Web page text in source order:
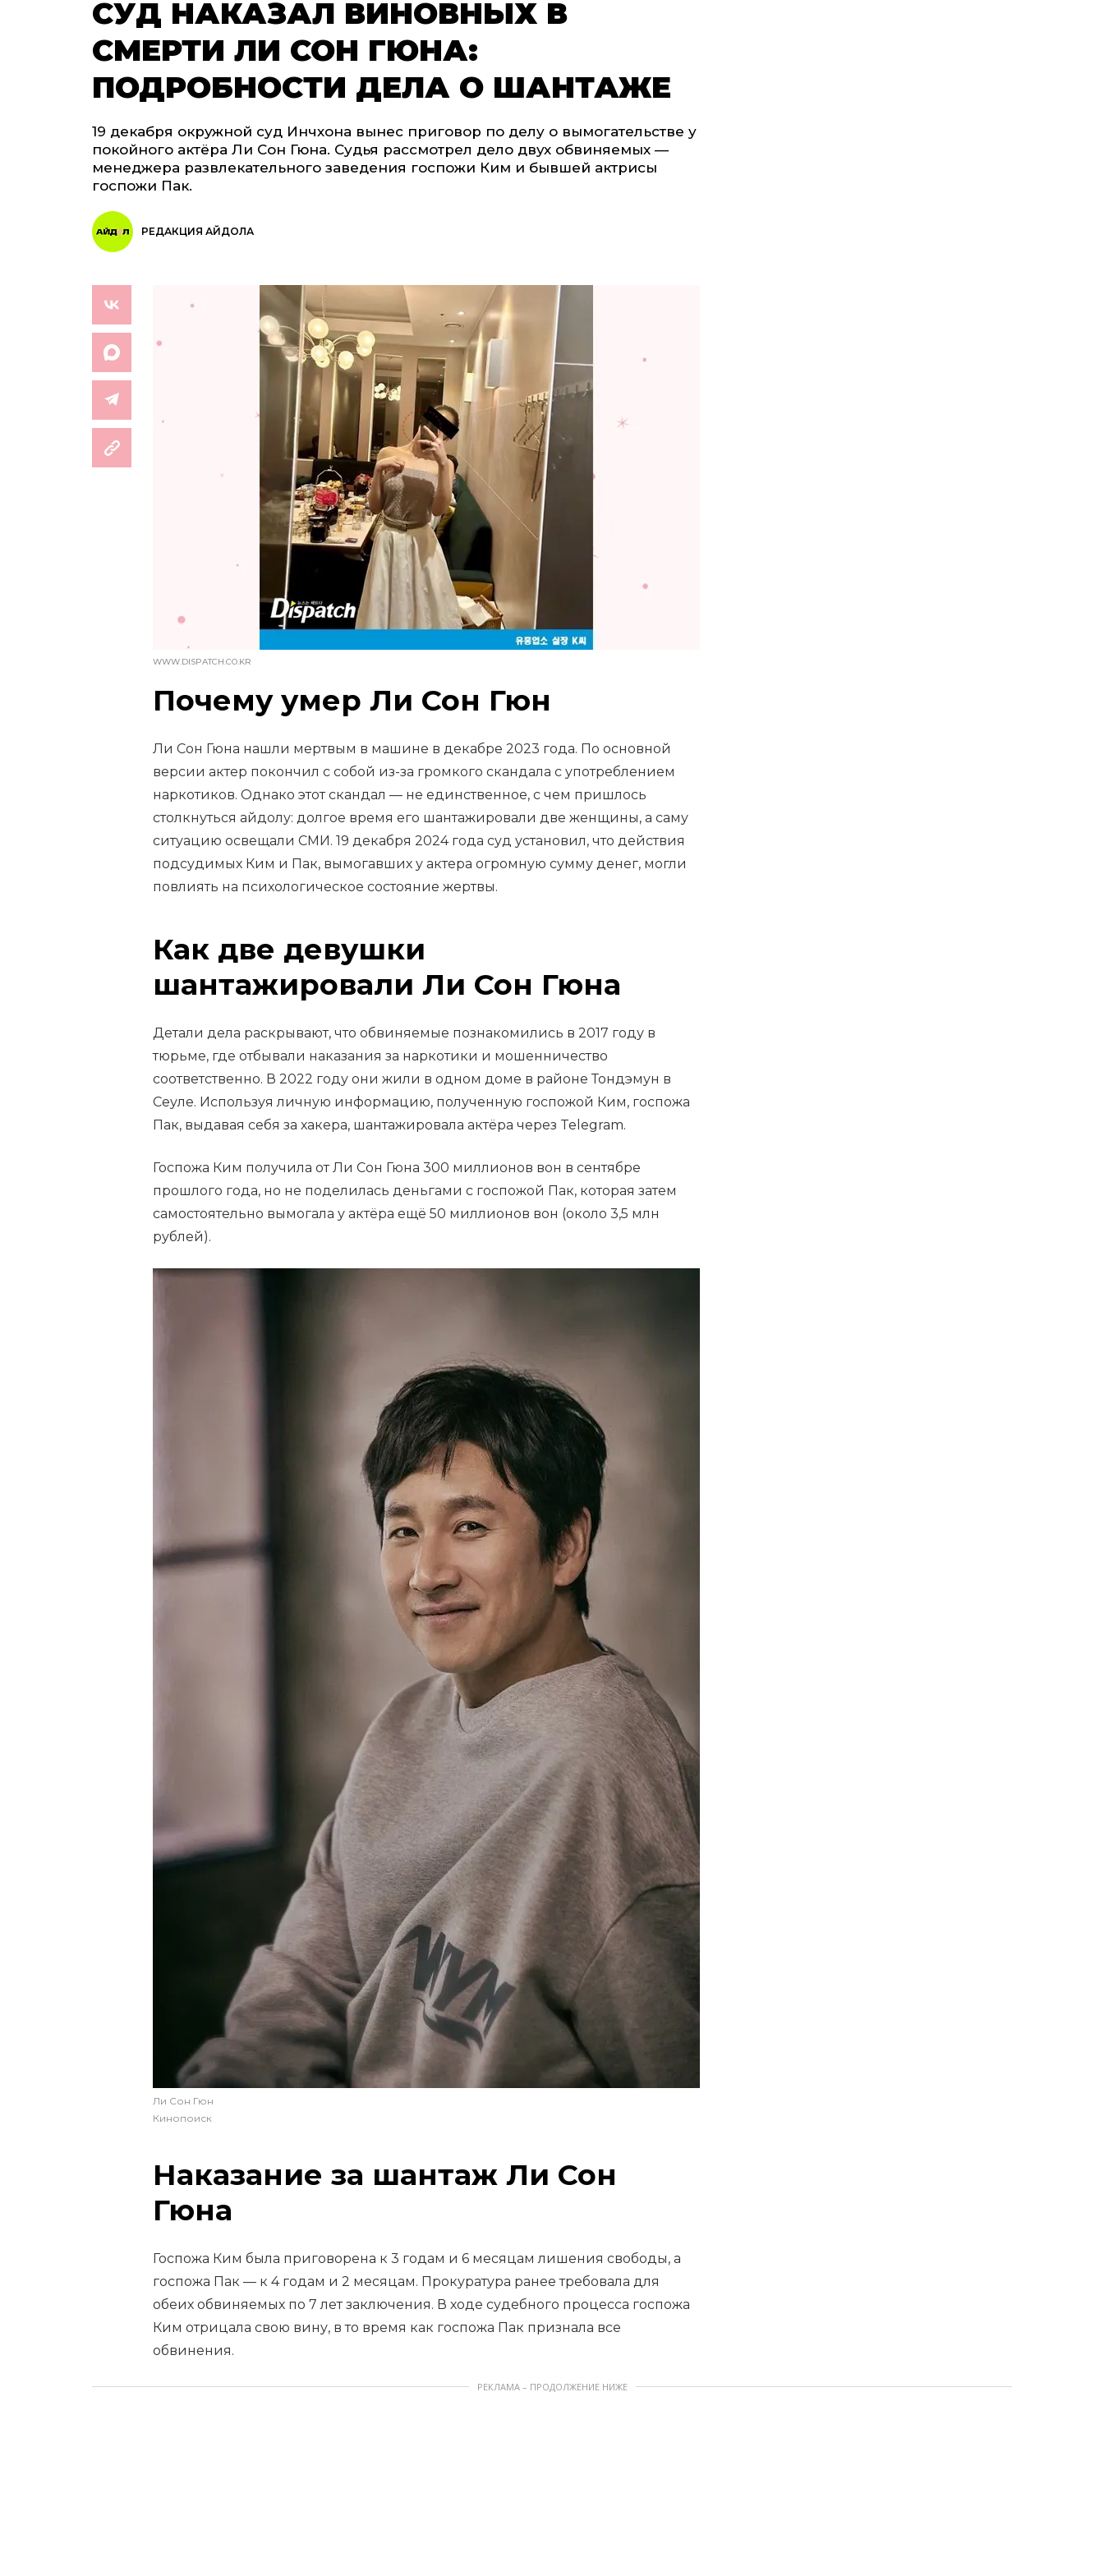
СУД НАКАЗАЛ ВИНОВНЫХ В
СМЕРТИ ЛИ СОН ГЮНА:
ПОДРОБНОСТИ ДЕЛА О ШАНТАЖЕ
19 декабря окружной суд Инчхона вынес приговор по делу о вымогательстве у
покойного актёра Ли Сон Гюна. Судья рассмотрел дело двух обвиняемых —
менеджера развлекательного заведения госпожи Ким и бывшей актрисы
госпожи Пак.
РЕДАКЦИЯ АЙДОЛА
WWW.DISPATCH.CO.KR
Почему умер Ли Сон Гюн
Ли Сон Гюна нашли мертвым в машине в декабре 2023 года. По основной
версии актер покончил с собой из-за громкого скандала с употреблением
наркотиков. Однако этот скандал — не единственное, с чем пришлось
столкнуться айдолу: долгое время его шантажировали две женщины, а саму
ситуацию освещали СМИ. 19 декабря 2024 года суд установил, что действия
подсудимых Ким и Пак, вымогавших у актера огромную сумму денег, могли
повлиять на психологическое состояние жертвы.
Как две девушки
шантажировали Ли Сон Гюна
Детали дела раскрывают, что обвиняемые познакомились в 2017 году в
тюрьме, где отбывали наказания за наркотики и мошенничество
соответственно. В 2022 году они жили в одном доме в районе Тондэмун в
Сеуле. Используя личную информацию, полученную госпожой Ким, госпожа
Пак, выдавая себя за хакера, шантажировала актёра через Telegram.
Госпожа Ким получила от Ли Сон Гюна 300 миллионов вон в сентябре
прошлого года, но не поделилась деньгами с госпожой Пак, которая затем
самостоятельно вымогала у актёра ещё 50 миллионов вон (около 3,5 млн
рублей).
Ли Сон Гюн
Кинопоиск
Наказание за шантаж Ли Сон
Гюна
Госпожа Ким была приговорена к 3 годам и 6 месяцам лишения свободы, а
госпожа Пак — к 4 годам и 2 месяцам. Прокуратура ранее требовала для
обеих обвиняемых по 7 лет заключения. В ходе судебного процесса госпожа
Ким отрицала свою вину, в то время как госпожа Пак признала все
обвинения.
РЕКЛАМА – ПРОДОЛЖЕНИЕ НИЖЕ